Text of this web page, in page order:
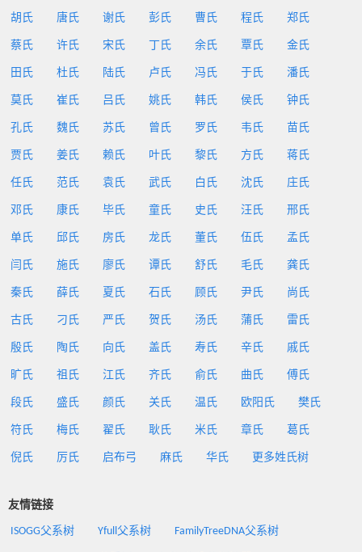
胡氏 唐氏 谢氏 彭氏 曹氏 程氏 郑氏
蔡氏 许氏 宋氏 丁氏 余氏 覃氏 金氏
田氏 杜氏 陆氏 卢氏 冯氏 于氏 潘氏
莫氏 崔氏 吕氏 姚氏 韩氏 侯氏 钟氏
孔氏 魏氏 苏氏 曾氏 罗氏 韦氏 苗氏
贾氏 姜氏 赖氏 叶氏 黎氏 方氏 蒋氏
任氏 范氏 袁氏 武氏 白氏 沈氏 庄氏
邓氏 康氏 毕氏 童氏 史氏 汪氏 邢氏
单氏 邱氏 房氏 龙氏 董氏 伍氏 孟氏
闫氏 施氏 廖氏 谭氏 舒氏 毛氏 龚氏
秦氏 薛氏 夏氏 石氏 顾氏 尹氏 尚氏
古氏 刁氏 严氏 贺氏 汤氏 蒲氏 雷氏
殷氏 陶氏 向氏 盖氏 寿氏 辛氏 戚氏
旷氏 祖氏 江氏 齐氏 俞氏 曲氏 傅氏
段氏 盛氏 颜氏 关氏 温氏 欧阳氏 樊氏
符氏 梅氏 翟氏 耿氏 米氏 章氏 葛氏
倪氏 厉氏 启布弓 麻氏 华氏 更多姓氏树
友情链接
ISOGG父系树 Yfull父系树 FamilyTreeDNA父系树